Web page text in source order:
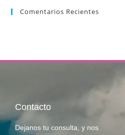
Comentarios Recientes
Contacto
Dejanos tu consulta, y nos